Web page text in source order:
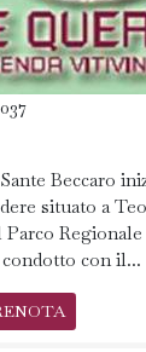
Beccaro
situato a
con il...